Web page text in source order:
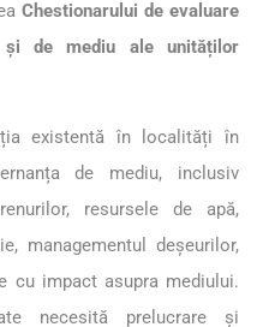
Chestionarului de evaluare
și de mediu ale unităților
existentă în localități în
de mediu, inclusiv
resursele de apă,
managementul deșeurilor,
cu impact asupra mediului.
necesită prelucrare și